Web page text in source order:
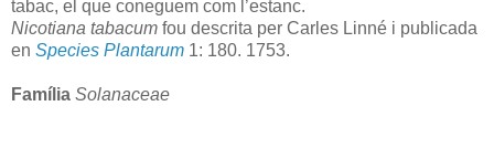
tabac, el que coneguem com l’estanc.
Nicotiana tabacum fou descrita per Carles Linné i publicada
en Species Plantarum 1: 180. 1753.
Família Solanaceae